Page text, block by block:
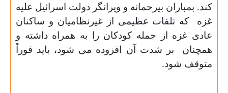
کند. بمباران بیرحمانه و ویرانگر دولت اسرائیل علیه
غزه که تلفات عظیمی از غیرنظامیان و ساکنان
عادی غزه از جمله کودکان را به همراه داشته و
همچنان بر شدت آن افزوده می شود، باید فوراً
متوقف شود.